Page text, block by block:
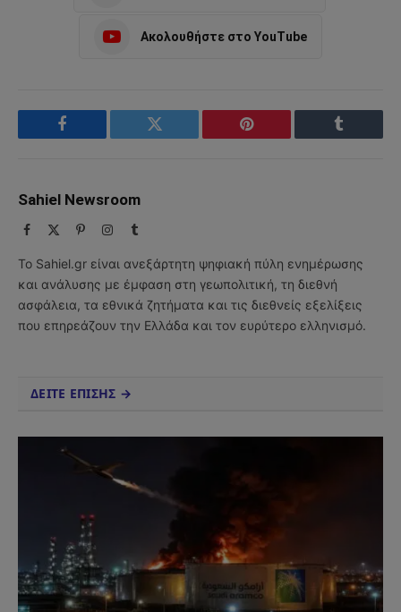
Ακολουθήστε στο YouTube
Facebook Twitter Pinterest Tumblr
Sahiel Newsroom
Facebook PinterestInstagram
Tumblr
Το Sahiel.gr είναι ανεξάρτητη ψηφιακή πύλη ενημέρωσης
και ανάλυσης με έμφαση στη γεωπολιτική, τη διεθνή
ασφάλεια, τα εθνικά ζητήματα και τις διεθνείς εξελίξεις
που επηρεάζουν την Ελλάδα και τον ευρύτερο ελληνισμό.
ΔΕΙΤΕ ΕΠΙΣΗΣ →